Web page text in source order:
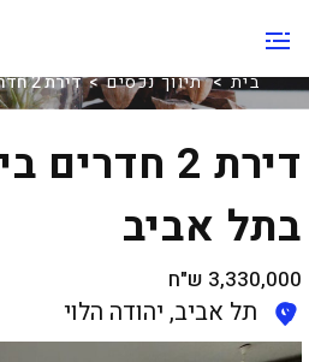
בית > תיווך נכסים > דירת 2 חדרים ביהודה הלוי בתל אביב
דירת 2
בתל אביב
3,330,000 ש"ח
תל אביב, יהודה הלוי